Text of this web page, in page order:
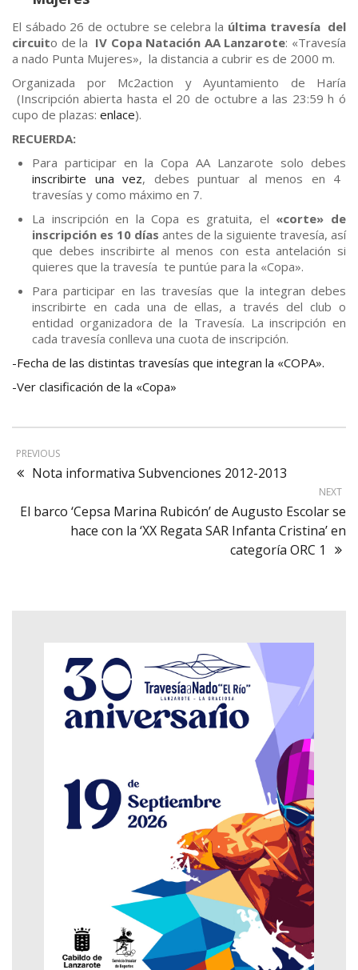
El sábado 26 de octubre se celebra la última travesía del
circuito de la IV Copa Natación AA Lanzarote: «Travesía
a nado Punta Mujeres», la distancia a cubrir es de 2000 m.
Organizada por Mc2action y Ayuntamiento de Haría
(Inscripción abierta hasta el 20 de octubre a las 23:59 h ó
cupo de plazas: enlace).
RECUERDA:
Para participar en la Copa AA Lanzarote solo debes
inscribirte una vez, debes puntuar al menos en 4
travesías y como máximo en 7.
La inscripción en la Copa es gratuita, el «corte» de
inscripción es 10 días antes de la siguiente travesía, así
que debes inscribirte al menos con esta antelación si
quieres que la travesía te puntúe para la «Copa».
Para participar en las travesías que la integran debes
inscribirte en cada una de ellas, a través del club o
entidad organizadora de la Travesía. La inscripción en
cada travesía conlleva una cuota de inscripción.
-Fecha de las distintas travesías que integran la «COPA».
-Ver clasificación de la «Copa»
PREVIOUS
Nota informativa Subvenciones 2012-2013
NEXT
El barco ‘Cepsa Marina Rubicón’ de Augusto Escolar se
hace con la ‘XX Regata SAR Infanta Cristina’ en
categoría ORC 1